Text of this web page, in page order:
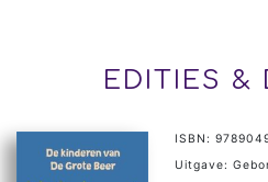
EDITIES &
ISBN:
Uitgave: